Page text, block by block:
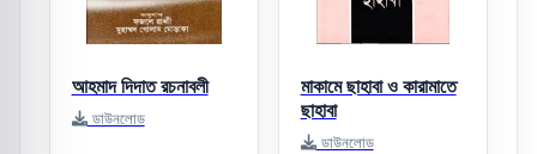
আহমাদ দিদাত রচনাবলী
ডাউনলোড
মাকামে ছাহাবা ও কারামাতে
ছাহাবা
ডাউনলোড